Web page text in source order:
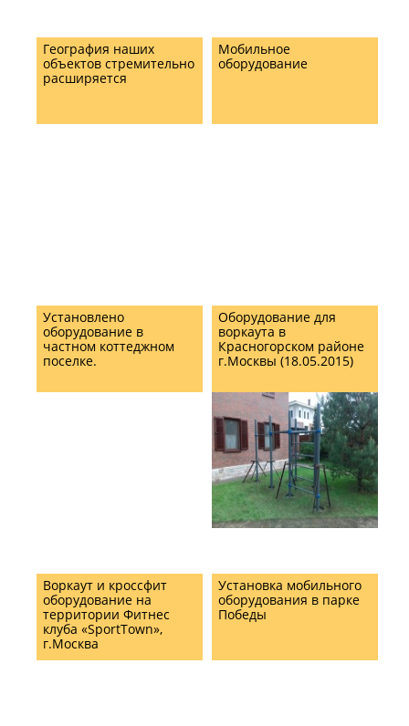
География наших
объектов стремительно
расширяется
Мобильное
оборудование
Установлено
оборудование в
частном коттеджном
поселке.
Оборудование для
воркаута в
Красногорском районе
г.Москвы (18.05.2015)
Воркаут и кроссфит
оборудование на
территории Фитнес
клуба «SportTown»,
г.Москва
Установка мобильного
оборудования в парке
Победы